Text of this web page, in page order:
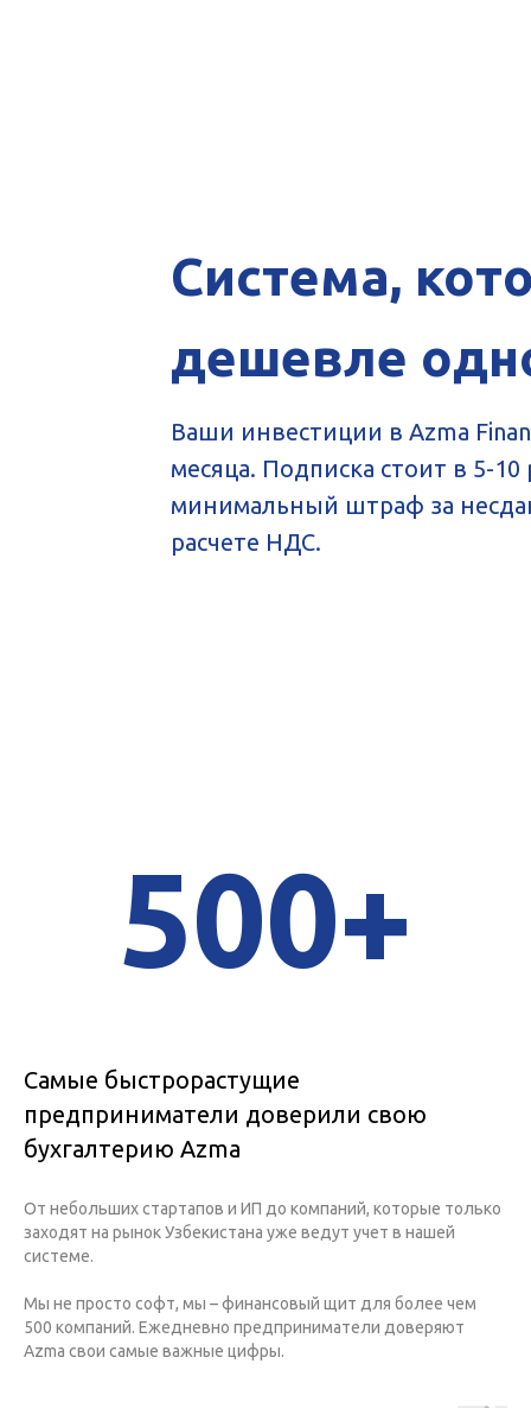
Система,
дешевле
Ваши инвестиции в Azma
месяца. Подписка стоит в 5-
минимальный штраф за
расчете НДС.
500+
Самые быстрорастущие
предприниматели доверили свою
бухгалтерию Azma
От небольших стартапов и ИП до компаний, которые только
заходят на рынок Узбекистана уже ведут учет в нашей
системе.
Мы не просто софт, мы – финансовый щит для более чем
500 компаний. Ежедневно предприниматели доверяют
Azma свои самые важные цифры.